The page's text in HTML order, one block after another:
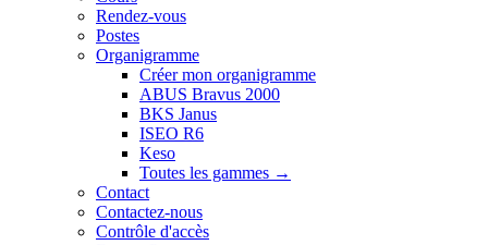
Rendez-vous
Postes
Organigramme
Créer mon organigramme
ABUS Bravus 2000
BKS Janus
ISEO R6
Keso
Toutes les gammes →
Contact
Contactez-nous
Contrôle d'accès